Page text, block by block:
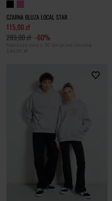
CZARNA BLUZA LOCAL STAR
115,00 zł
289,00 zł -60%
Najniższa cena z 30 dni przed obniżką
144,00 zł